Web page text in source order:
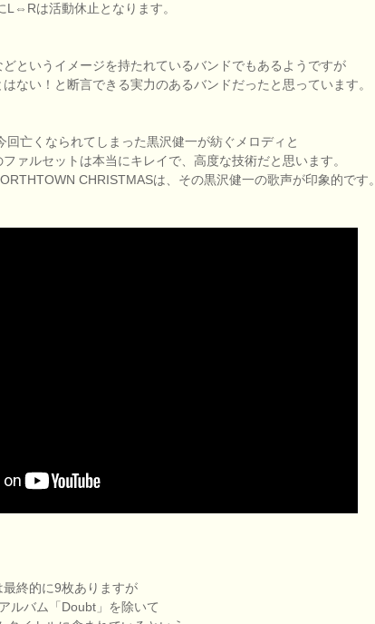
L⇔Rは活動休止となります。
というイメージを持たれているバンドでもあるようですが
ない！と断言できる実力のあるバンドだったと思っています。
亡くなられてしまった黒沢健一が紡ぐメロディと
ァルセットは本当にキレイで、高度な技術だと思います。
CHRISTMASは、その黒沢健一の歌声が印象的です。
終的に9枚ありますが
ルバム「Doubt」を除いて